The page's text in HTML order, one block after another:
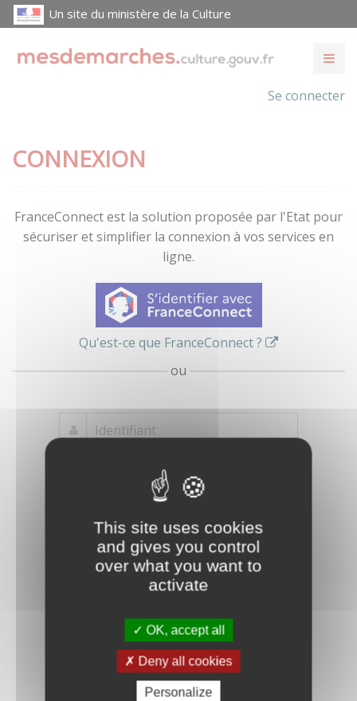
This site uses cookies
and gives you control
over what you want to
activate
OK, accept all
Deny all cookies
Personalize
Un site du ministère de la Culture
Se connecter
CONNEXION
FranceConnect est la solution proposée par l'Etat pour
sécuriser et simplifier la connexion à vos services en
ligne.
Qu'est-ce que FranceConnect ?
ou
oublié ?
compte
Connexion